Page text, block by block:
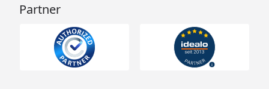
Partner